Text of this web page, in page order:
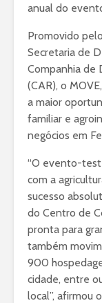
anual do
Promovido
Secretaria de
Companhia de
(CAR), o
a maior
familiar e
negócios em
“O evento-
com a
sucesso
do Centro de
pronta para
também
900
cidade, entre
local”, afirmou